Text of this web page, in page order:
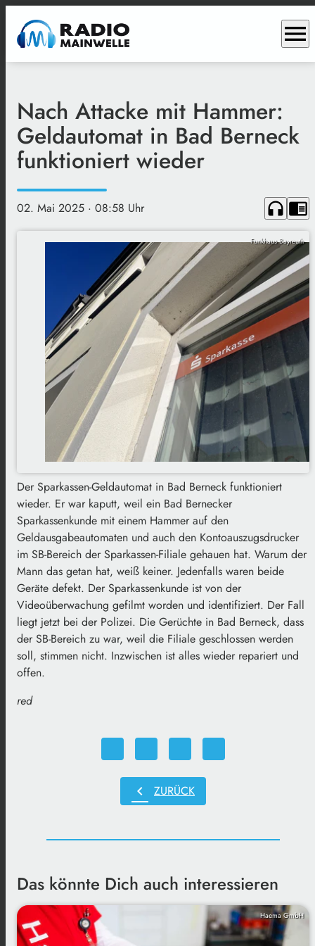
menu
Nach Attacke mit Hammer:
Geldautomat in Bad Berneck
funktioniert wieder
02. Mai 2025 · 08:58 Uhr headphones chrome_reader_mode
Funkhaus Bayreuth
Der Sparkassen-Geldautomat in Bad Berneck funktioniert
wieder. Er war kaputt, weil ein Bad Bernecker
Sparkassenkunde mit einem Hammer auf den
Geldausgabeautomaten und auch den Kontoauszugsdrucker
im SB-Bereich der Sparkassen-Filiale gehauen hat. Warum der
Mann das getan hat, weiß keiner. Jedenfalls waren beide
Geräte defekt. Der Sparkassenkunde ist von der
Videoüberwachung gefilmt worden und identifiziert. Der Fall
liegt jetzt bei der Polizei. Die Gerüchte in Bad Berneck, dass
der SB-Bereich zu war, weil die Filiale geschlossen werden
soll, stimmen nicht. Inzwischen ist alles wieder repariert und
offen.
red
chevron_left ZURÜCK
Das könnte Dich auch interessieren
Haema GmbH